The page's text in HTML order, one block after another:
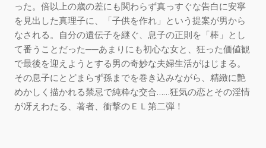
った。倍以上の歳の差にも関わらず真っすぐな告白に安寧
を見出した真理子に、「子供を作れ」という提案が男から
なされる。自分の遺伝子を継ぐ、息子の正則を「棒」とし
て番うことだった──あまりにも初心な女と、狂った価値観
で最後を迎えようとする男の奇妙な夫婦生活がはじまる。
その息子にとどまらず孫までを巻き込みながら、精緻に艶
めかしく描かれる禁忌で純粋な交合……狂気の恋とその淫情
が冴えわたる、著者、衝撃のＥＬ第二弾！